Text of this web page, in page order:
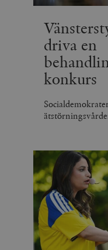
driva en
konkurs